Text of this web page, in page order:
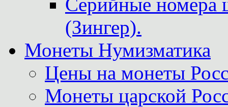
(Зингер).
Монеты Нумизматика
Цены на монеты
Монеты царской